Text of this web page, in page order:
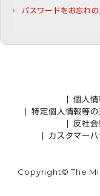
パスワードをお忘れ
個人
特定個人情報等
反社
カスタマー
Copyright© The